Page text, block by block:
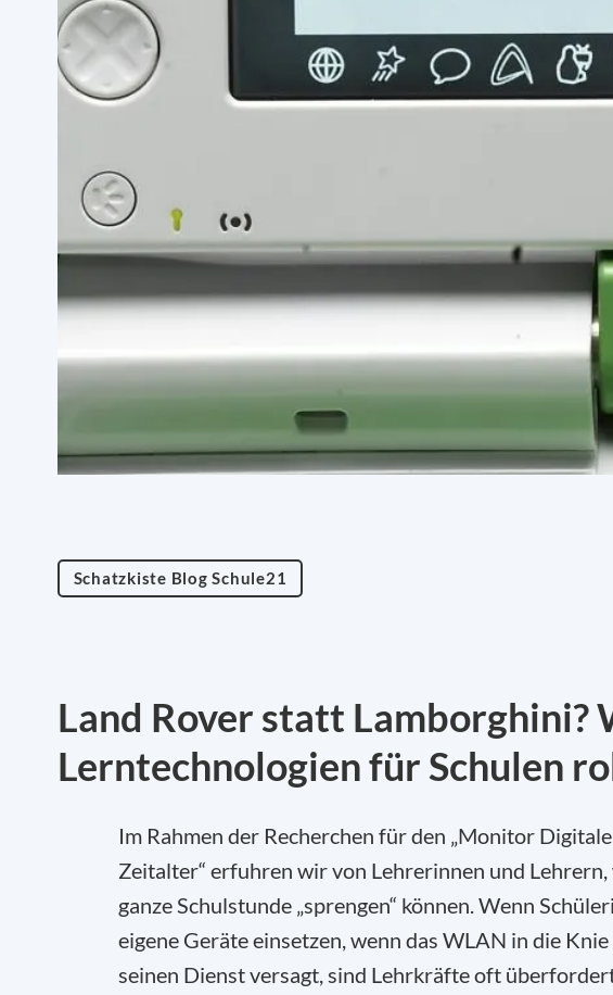
Schatzkiste Blog Schule21
Land Rover statt Lamborghini?
Lerntechnologien für Schulen
Im Rahmen der Recherchen für den „Monitor
Zeitalter“ erfuhren wir von Lehrerinnen und
ganze Schulstunde „sprengen“ können. Wenn
eigene Geräte einsetzen, wenn das WLAN in die
seinen Dienst versagt, sind Lehrkräfte oft